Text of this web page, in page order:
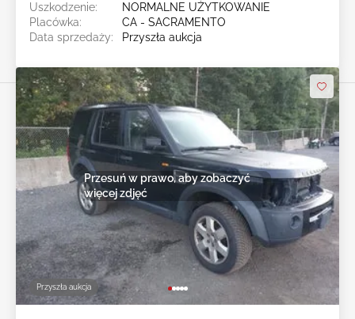
Uszkodzenie:
NORMALNE UŻYTKOWANIE
Placówka:
CA - SACRAMENTO
Data sprzedaży:
Przyszła aukcja
Przyszła aukcja
Przesuń w prawo, aby zobaczyć
więcej zdjęć